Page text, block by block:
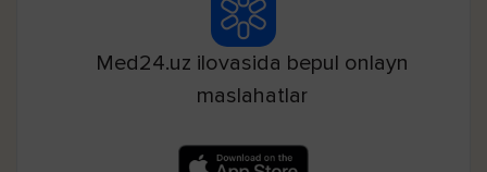
Med24.uz ilovasida bepul onlayn
maslahatlar